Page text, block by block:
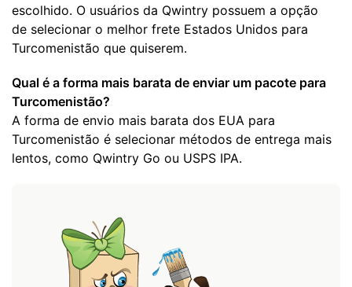
escolhido. O usuários da Qwintry possuem a opção
de selecionar o melhor frete Estados Unidos para
Turcomenistão que quiserem.
Qual é a forma mais barata de enviar um pacote para
Turcomenistão?
A forma de envio mais barata dos EUA para
Turcomenistão é selecionar métodos de entrega mais
lentos, como Qwintry Go ou USPS IPA.